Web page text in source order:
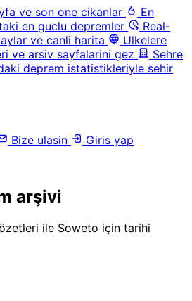
ve son one cikanlar
En
en guclu depremler
Real-
ve canli harita
Ulkelere
ve arsiv sayfalarini gez
Sehre
deprem istatistikleriyle sehir
Bize ulasin
Giris yap
arşivi
ile Soweto için tarihi